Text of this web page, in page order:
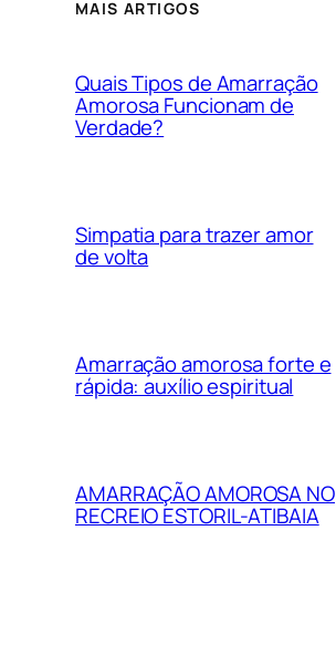
MAIS ARTIGOS
Quais Tipos de Amarração
Amorosa Funcionam de
Verdade?
Simpatia para trazer amor
de volta
Amarração amorosa forte e
rápida: auxílio espiritual
AMARRAÇÃO AMOROSA NO
RECREIO ESTORIL-ATIBAIA